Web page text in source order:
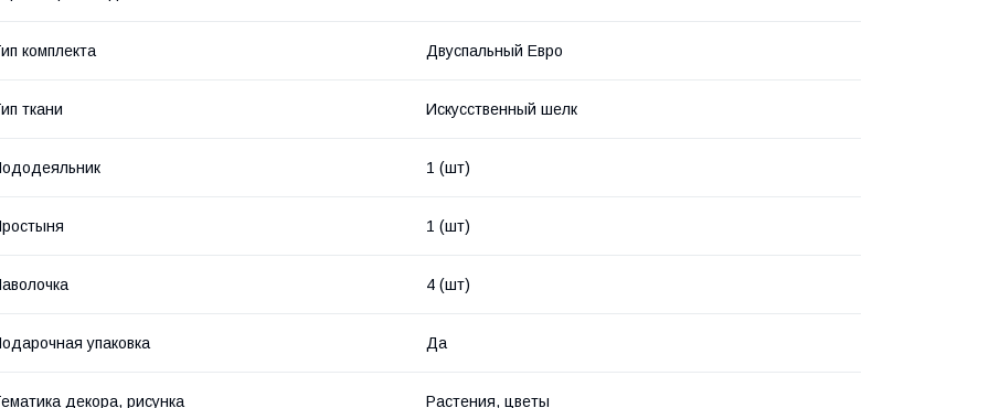
комплекта Двуспальный Евро
ткани Искусственный шелк
1 (шт)
1 (шт)
4 (шт)
упаковка Да
декора, рисунка Растения, цветы